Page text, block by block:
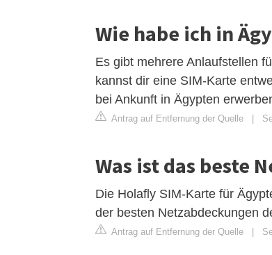
Wie habe ich in
Es gibt mehrere Anlaufstellen
kannst dir eine SIM-Karte
bei Ankunft in Ägypten
Antrag auf Entfernung der Quelle
Was ist das beste
Die Holafly SIM-Karte für
der besten Netzabdeckungen
Antrag auf Entfernung der Quelle